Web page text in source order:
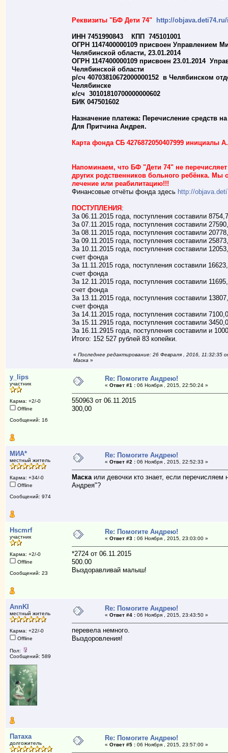
Реквизиты "БФ Дети 74" http://
ИНН 7451990843 КПП 745101001
ОГРН 1147400000109 присвоен Управлением
Челябинской области, 23.01.2014
ОГРН 1147400000109 присвоен 23.01.2014
Челябинской области
р/сч 40703810672000000152 в Челябинском
Челябинске
к/сч 30101810700000000602
БИК 047501602
Назначение платежа: Перечисление средств
Для Притчина Андрея.
Карта фонда СБ 4276872050407999 инициалы
Напоминаем, что БФ "Дети 74" не
других родственников больного ребёнка. Мы
лечение или реабилитацию!!!
Финансовые отчёты фонда здесь http://
ПОСТУПЛЕНИЯ :
За 06.11.2015 года, поступления составили
За 07.11.2015 года, поступления составили
За 08.11.2015 года, поступления составили
За 09.11.2015 года, поступления составили
За 10.11.2015 года, поступления составили
счет фонда
За 11.11.2015 года, поступления составили
счет фонда
За 12.11.2015 года, поступления составили
счет фонда
За 13.11.2015 года, поступления составили
счет фонда
За 14.11.2015 года, поступления составили
За 15.11.2915 года, поступления составили
За 16.11.2915 года, поступления составили и
Итого: 152 527 рублей 83 копейки.
« Последнее редактирование: 26 Февраля , 2016, 11:32:35
Маска »
y_lips
участник
Карма: +2/-0
Offline
Сообщений: 16
Re: Помогите Андрею!
« Ответ #1 :06 Ноября , 2015, 22:50:24 »
550963 от 06.11.2015
300,00
МИА*
местный житель
Карма: +34/-0
Offline
Сообщений: 974
Re: Помогите Андрею!
« Ответ #2 :06 Ноября , 2015, 22:52:33 »
Маскаили девочки кто знает, если
Андрея"?
Hscmrf
участник
Карма: +2/-0
Offline
Сообщений: 23
Re: Помогите Андрею!
« Ответ #3 :06 Ноября , 2015, 23:03:00 »
*2724 от 06.11.2015
500.00
Выздоравливай малыш!
AnnKI
местный житель
Карма: +22/-0
Offline
Пол:
Сообщений: 589
Re: Помогите Андрею!
« Ответ #4 :06 Ноября , 2015, 23:43:50 »
перевела немного.
Выздоровления!
Патаха
долгожитель
Re: Помогите Андрею!
« Ответ #5 :06 Ноября , 2015, 23:57:00 »